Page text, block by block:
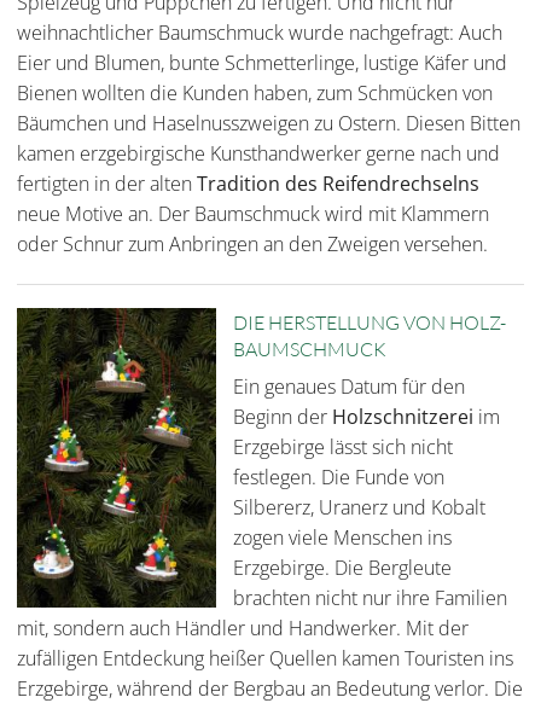
weihnachtlicher Baumschmuck wurde nachgefragt: Auch
Eier und Blumen, bunte Schmetterlinge, lustige Käfer und
Bienen wollten die Kunden haben, zum Schmücken von
Bäumchen und Haselnusszweigen zu Ostern. Diesen Bitten
kamen erzgebirgische Kunsthandwerker gerne nach und
fertigten in der altenTradition des Reifendrechselns
neue Motive an. Der Baumschmuck wird mit Klammern
oder Schnur zum Anbringen an den Zweigen versehen.
DIE HERSTELLUNG VON HOLZ-
BAUMSCHMUCK
Ein genaues Datum für den
Beginn der Holzschnitzerei im
Erzgebirge lässt sich nicht
festlegen. Die Funde von
Silbererz, Uranerz und Kobalt
zogen viele Menschen ins
Erzgebirge. Die Bergleute
brachten nicht nur ihre Familien
mit, sondern auch Händler und Handwerker. Mit der
zufälligen Entdeckung heißer Quellen kamen Touristen ins
Erzgebirge, während der Bergbau an Bedeutung verlor. Die